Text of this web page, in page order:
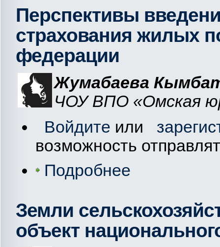
Перспективы
страхования жилых
федерации
Жумабаева
ЧОУ ВПО «Омская
Войдите или
возможность
Подробнее
Земли
объект